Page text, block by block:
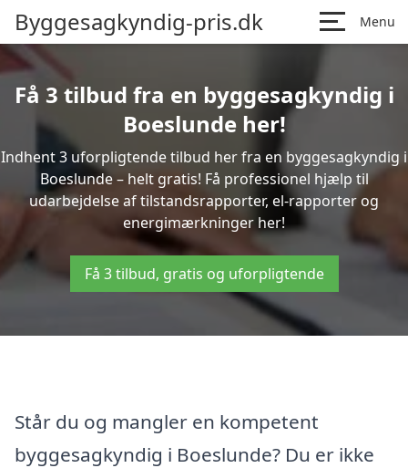
Byggesagkyndig-pris.dk Menu
Få 3 tilbud fra en byggesagkyndig i
Boeslunde her!
Indhent 3 uforpligtende tilbud her fra en byggesagkyndig i
Boeslunde – helt gratis! Få professionel hjælp til
udarbejdelse af tilstandsrapporter, el-rapporter og
energimærkninger her!
Få 3 tilbud, gratis og uforpligtende
Står du og mangler en kompetent
byggesagkyndig i Boeslunde? Du er ikke